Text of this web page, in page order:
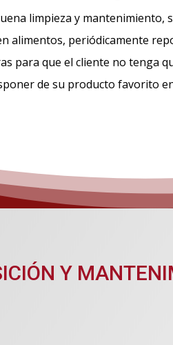
limpieza y mantenimiento,
alimentos, periódicamente
para que el cliente no tenga
de su producto favorito
Y